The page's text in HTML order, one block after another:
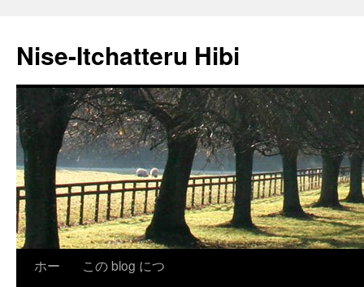
Nise-Itchatteru Hibi
ホー
この blog につ